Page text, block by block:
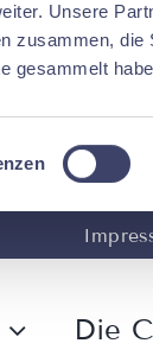
Unsere
zusammen,
gesammelt
Die